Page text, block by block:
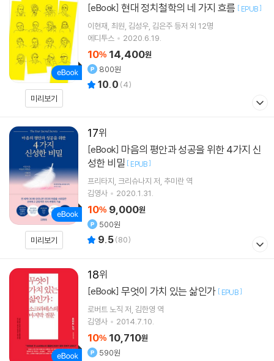
미리보기
[eBook] 현대 정치철학의 네 가지 흐름 [ EPUB]
이현재 최원 김성우 김은주등저 외 12명
에디투스
2020.6.19.
10% 14,400원
800원
10.0 (4)
17
미리보기
[eBook]
성한 비밀 [ EPUB]
프리타지, 크리슈나지 저 추미란 역
김영사
2020.1.31.
10% 9,000원
500원
9.5(80)
18
[eBook] 무엇이 가치 있는 삶인가 [ EPUB]
로버트 노직 저 김한영 역
김영사
2014.7.10.
10% 10,710원
590원